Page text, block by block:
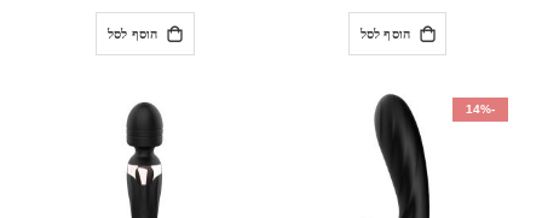
הוסף לסל הוסף לסל
-14%